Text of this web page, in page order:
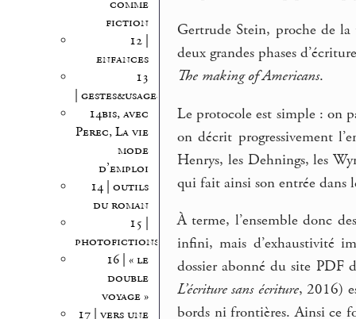
comme
fiction
12 |
enfances
13
| gestes&usages
14bis, avec
Perec, La vie
mode
d’emploi
14 | outils
du roman
15 |
photofictions
16 | « le
double
voyage »
17 | vers une
Gertrude Stein, proche de la
deux grandes phases
The making of Americans.
Le protocole est simple : on
on décrit progressivement
Henrys, les Dehnings, les
qui fait ainsi son entrée dans
À terme, l’ensemble donc
infini, mais d’exhaustivité
dossier abonné du site
L’écriture sans écriture, 2016)
bords ni frontières. Ainsi ce